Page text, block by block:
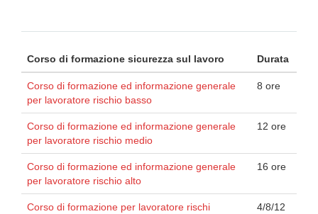
Corso di formazione sicurezza sul lavoro Durata
Corso di formazione ed informazione generale
per lavoratore rischio basso
8 ore
Corso di formazione ed informazione generale
per lavoratore rischio medio
12 ore
Corso di formazione ed informazione generale
per lavoratore rischio alto
16 ore
Corso di formazione per lavoratore rischi
4/8/12